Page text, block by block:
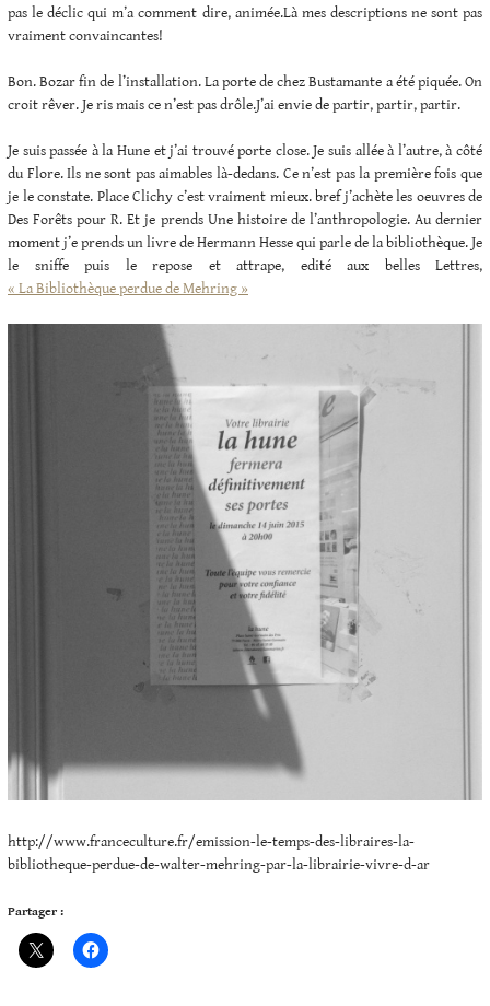
pas le déclic qui m’a comment dire, animée.Là mes descriptions ne sont pas
vraiment convaincantes!
Bon. Bozar fin de l’installation. La porte de chez Bustamante a été piquée. On
croit rêver. Je ris mais ce n’est pas drôle.J’ai envie de partir, partir, partir.
Je suis passée à la Hune et j’ai trouvé porte close. Je suis allée à l’autre, à côté
du Flore. Ils ne sont pas aimables là-dedans. Ce n’est pas la première fois que
je le constate. Place Clichy c’est vraiment mieux. bref j’achète les oeuvres de
Des Forêts pour R. Et je prends Une histoire de l’anthropologie. Au dernier
moment j’e prends un livre de Hermann Hesse qui parle de la bibliothèque. Je
le sniffe puis le repose et attrape, edité aux belles Lettres,
« La Bibliothèque perdue de Mehring »
http://www.franceculture.fr/emission-le-temps-des-libraires-la-
bibliotheque-perdue-de-walter-mehring-par-la-librairie-vivre-d-ar
Partager :